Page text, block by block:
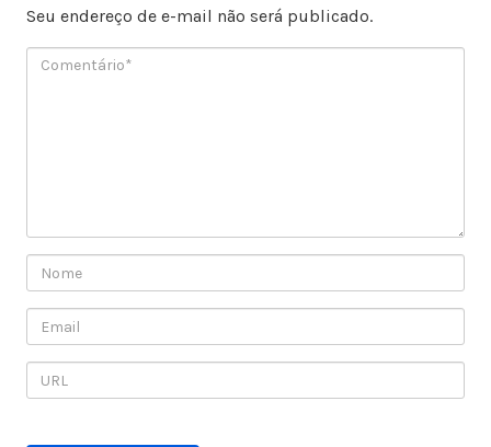
Seu endereço de e-mail não será publicado.